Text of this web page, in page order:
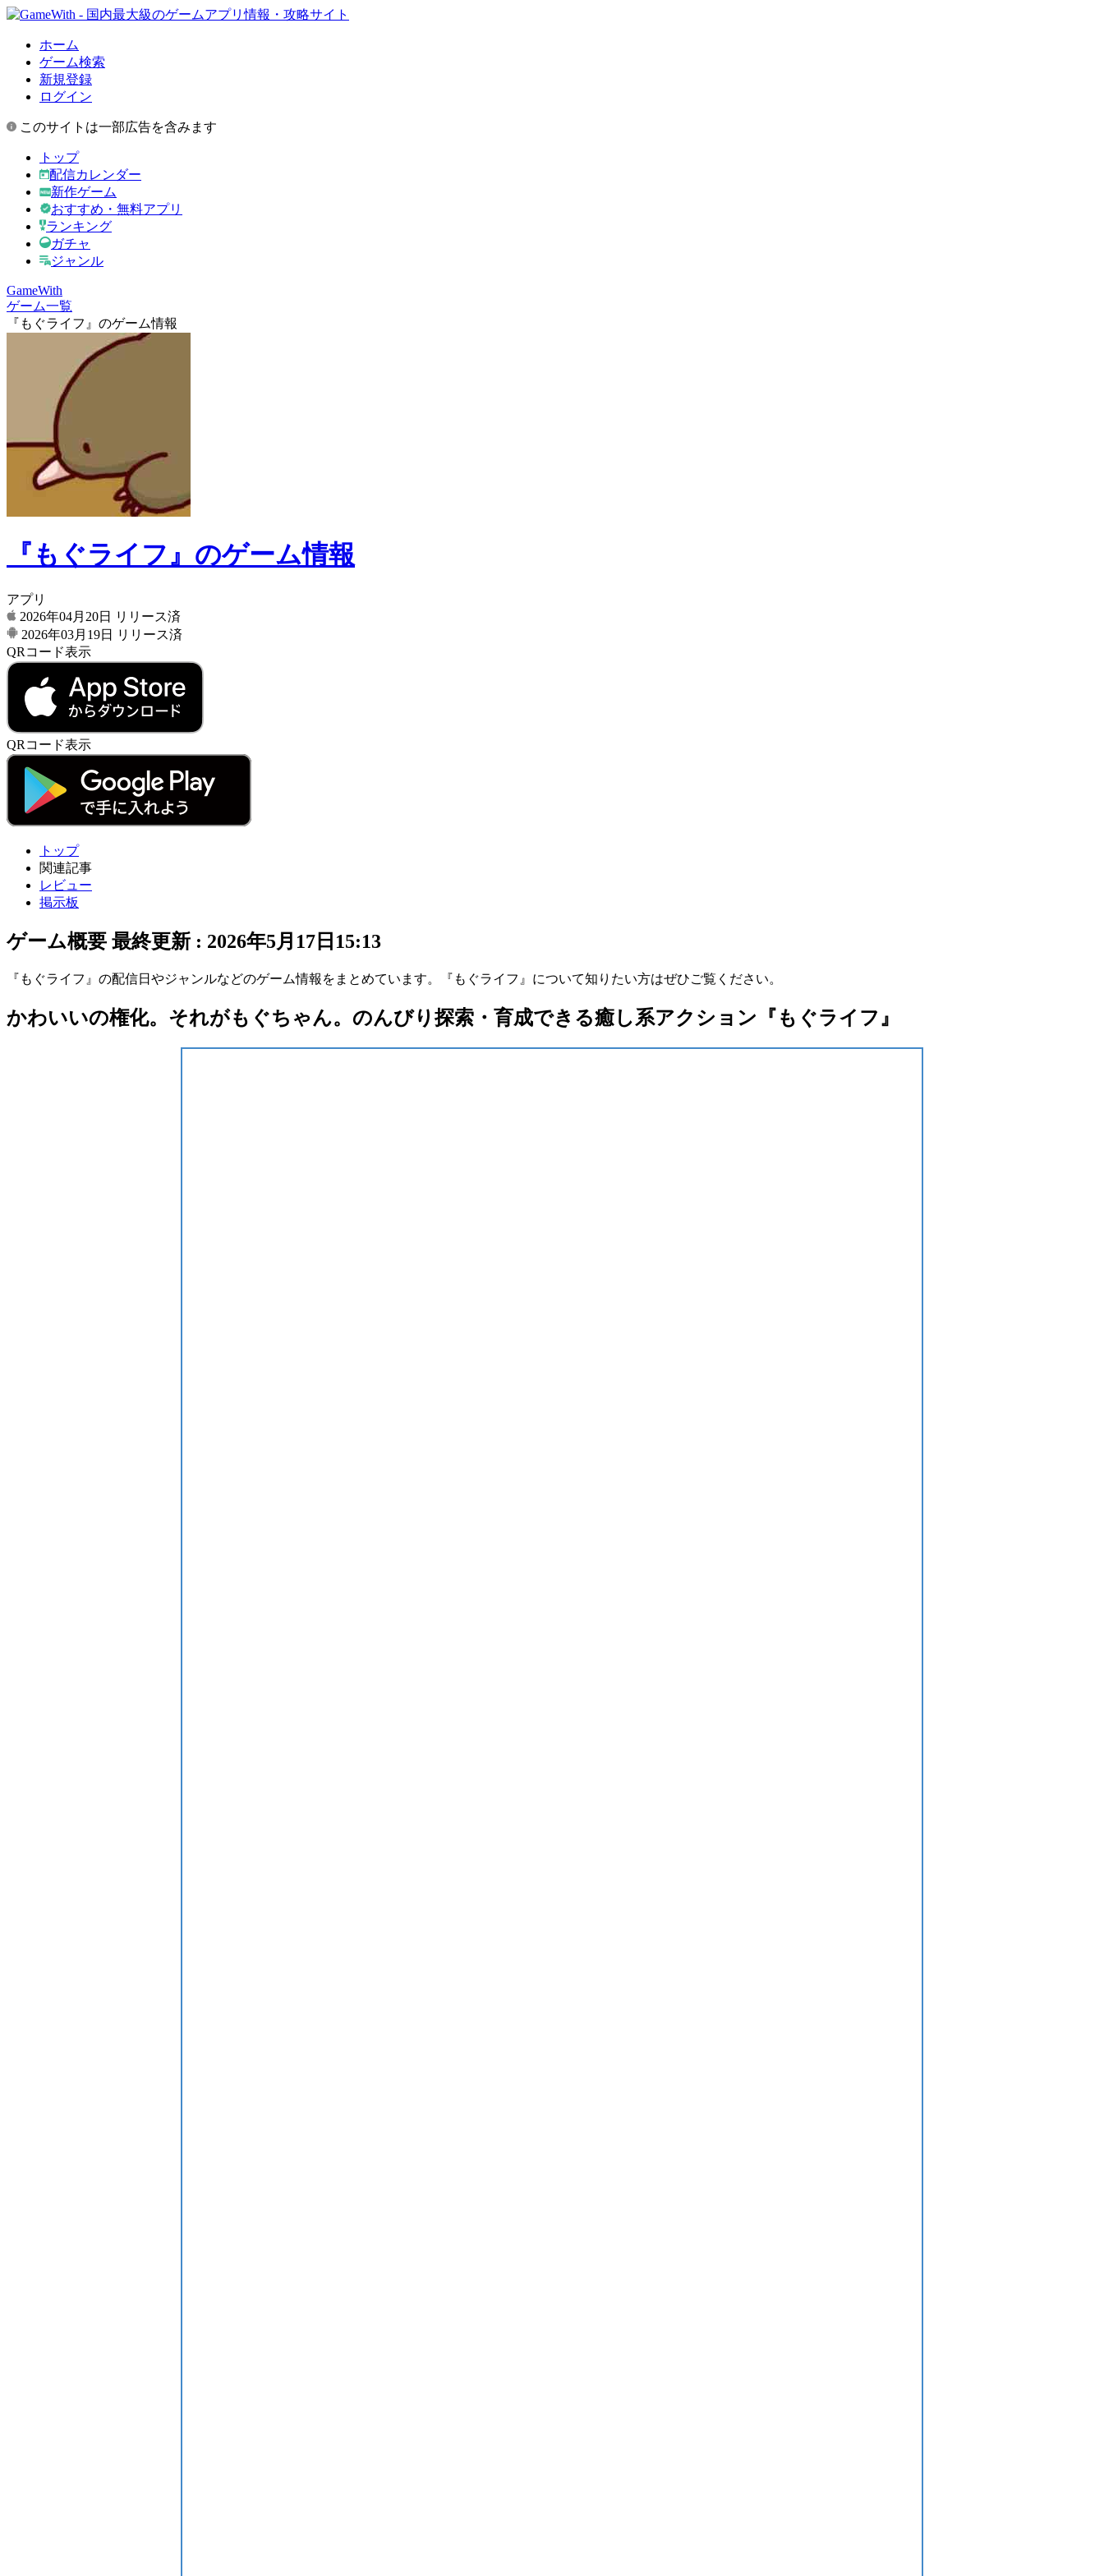
ホーム
ゲーム検索
新規登録
ログイン
このサイトは一部広告を含みます
トップ
配信カレンダー
新作ゲーム
おすすめ・無料アプリ
ランキング
ガチャ
ジャンル
GameWith
ゲーム一覧
『もぐライフ』のゲーム情報
『もぐライフ』のゲーム情報
アプリ
2026年04月20日
リリース済
2026年03月19日
リリース済
QRコード表示
QRコード表示
トップ
関連記事
レビュー
掲示板
ゲーム概要 最終更新 : 2026年5月17日15:13
『もぐライフ』の配信日やジャンルなどのゲーム情報をまとめています。『もぐライフ』について知りたい方はぜひご覧ください。
かわいいの権化。それがもぐちゃん。のんびり探索・育成できる癒し系アクション『もぐライフ』